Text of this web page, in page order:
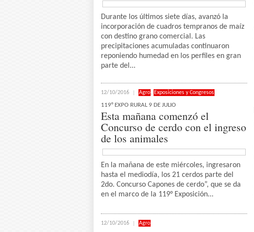
Durante los últimos siete días, avanzó la
incorporación de cuadros tempranos de maíz
con destino grano comercial. Las
precipitaciones acumuladas continuaron
reponiendo humedad en los perfiles en gran
parte del...
12/10/2016 Agro, Exposiciones y Congresos
119° EXPO RURAL 9 DE JULIO
Esta mañana comenzó el
Concurso de cerdo con el ingreso
de los animales
En la mañana de este miércoles, ingresaron
hasta el mediodía, los 21 cerdos parte del
2do. Concurso Capones de cerdo”, que se da
en el marco de la 119° Exposición...
12/10/2016 Agro